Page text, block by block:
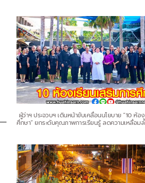
ผู้ว่าฯ ประจวบฯ เดินหน้าขับเคลื่อนนโยบาย “10 ห้อ
ศึกษา” ยกระดับคุณภาพการเรียนรู้ ลดความเหลื่อม